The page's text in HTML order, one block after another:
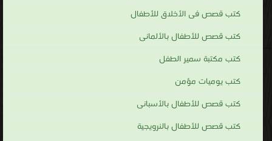
كتب قصص فى الأخلاق للأطفال
كتب قصص للأطفال بالألمانى
كتب مكتبة سمير الطفل
كتب يوميات مؤمن
كتب قصص للأطفال بالأسبانى
كتب قصص للأطفال بالنرويجية